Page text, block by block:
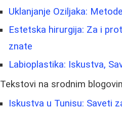
Uklanjanje Oziljaka:
Estetska hirurgija: Za i
znate
Labioplastika: Iskustva,
Tekstovi na srodnim
Iskustva u Tunisu: Saveti